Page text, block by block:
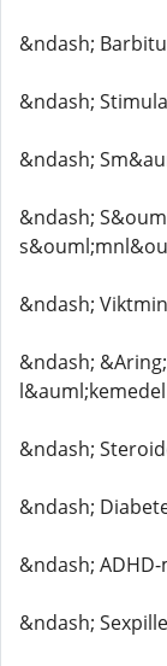
&ndash;
&ndash;
&ndash;
&ndash;
&ndash;
&ndash;
l&auml;kemedel
&ndash;
&ndash;
&ndash;
&ndash;